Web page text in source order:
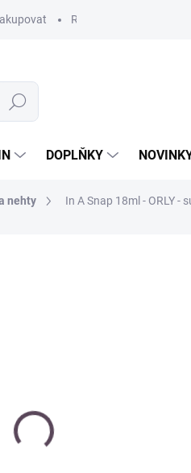
Reklamační řád
Hledat
DOPLŇKY
nehty In A Snap 18ml - ORLY -